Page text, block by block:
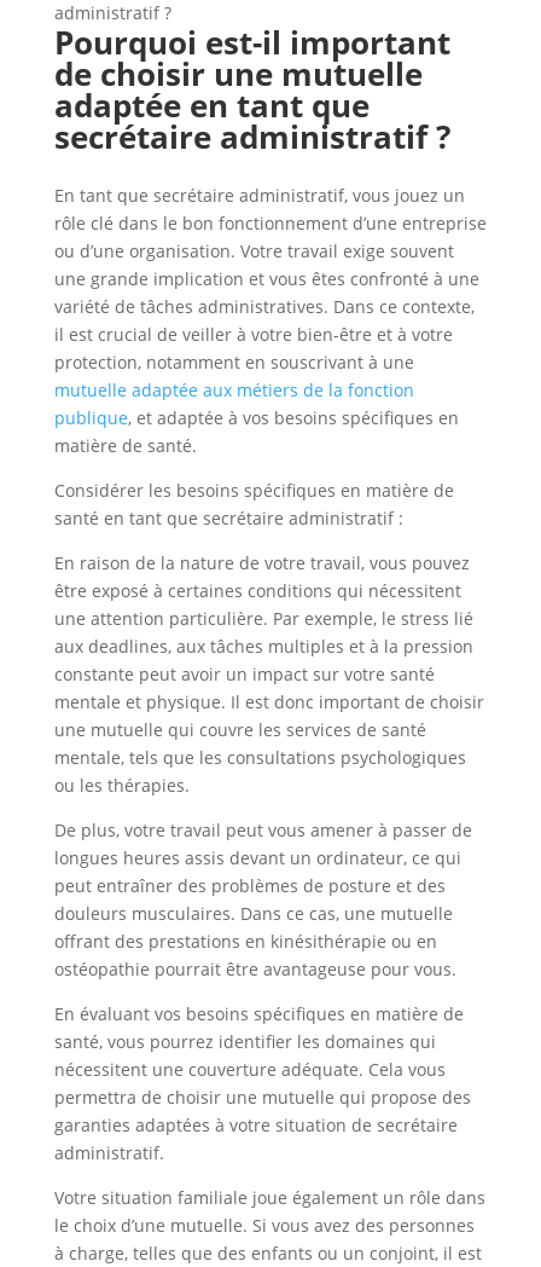
administratif ?
Pourquoi est-il important
de choisir une mutuelle
adaptée en tant que
secrétaire administratif ?
En tant que secrétaire administratif, vous jouez un
rôle clé dans le bon fonctionnement d’une entreprise
ou d’une organisation. Votre travail exige souvent
une grande implication et vous êtes confronté à une
variété de tâches administratives. Dans ce contexte,
il est crucial de veiller à votre bien-être et à votre
protection, notamment en souscrivant à une
mutuelle adaptée aux métiers de la fonction
publique, et adaptée à vos besoins spécifiques en
matière de santé.
Considérer les besoins spécifiques en matière de
santé en tant que secrétaire administratif :
En raison de la nature de votre travail, vous pouvez
être exposé à certaines conditions qui nécessitent
une attention particulière. Par exemple, le stress lié
aux deadlines, aux tâches multiples et à la pression
constante peut avoir un impact sur votre santé
mentale et physique. Il est donc important de choisir
une mutuelle qui couvre les services de santé
mentale, tels que les consultations psychologiques
ou les thérapies.
De plus, votre travail peut vous amener à passer de
longues heures assis devant un ordinateur, ce qui
peut entraîner des problèmes de posture et des
douleurs musculaires. Dans ce cas, une mutuelle
offrant des prestations en kinésithérapie ou en
ostéopathie pourrait être avantageuse pour vous.
En évaluant vos besoins spécifiques en matière de
santé, vous pourrez identifier les domaines qui
nécessitent une couverture adéquate. Cela vous
permettra de choisir une mutuelle qui propose des
garanties adaptées à votre situation de secrétaire
administratif.
Votre situation familiale joue également un rôle dans
le choix d’une mutuelle. Si vous avez des personnes
à charge, telles que des enfants ou un conjoint, il est